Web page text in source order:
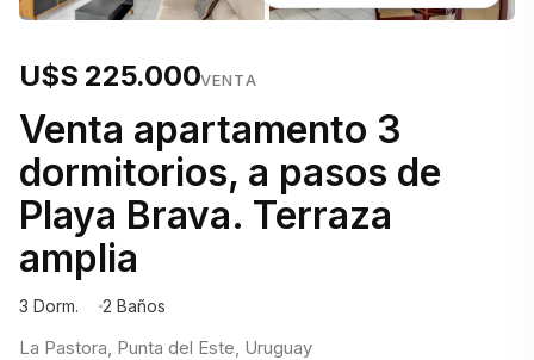
U$S 225.000VENTA
Venta apartamento 3
dormitorios, a pasos de
Playa Brava. Terraza
amplia
3 Dorm. 2 Baños
La Pastora, Punta del Este, Uruguay